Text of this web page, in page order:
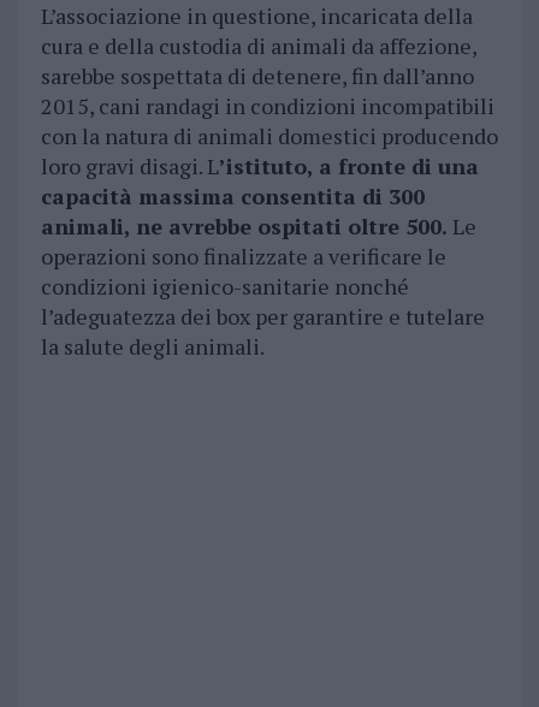
L’associazione in questione, incaricata della
cura e della custodia di animali da affezione,
sarebbe sospettata di detenere, fin dall’anno
2015, cani randagi in condizioni incompatibili
con la natura di animali domestici producendo
loro gravi disagi. L’istituto, a fronte di una
capacità massima consentita di 300
animali, ne avrebbe ospitati oltre 500. Le
operazioni sono finalizzate a verificare le
condizioni igienico-sanitarie nonché
l’adeguatezza dei box per garantire e tutelare
la salute degli animali.